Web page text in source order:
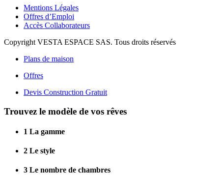
Mentions Légales
Offres d’Emploi
Accès Collaborateurs
Copyright VESTA ESPACE SAS. Tous droits réservés
Plans de maison
Offres
Devis Construction Gratuit
Trouvez le modèle de vos rêves
1 La gamme
2 Le style
3 Le nombre de chambres